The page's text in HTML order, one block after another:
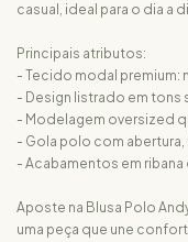
casual, ideal para o dia a
Principais atributos:
- Tecido modal premium:
- Design listrado em
- Modelagem oversized
- Gola polo com
- Acabamentos em
Aposte na Blusa Polo
uma peça que une